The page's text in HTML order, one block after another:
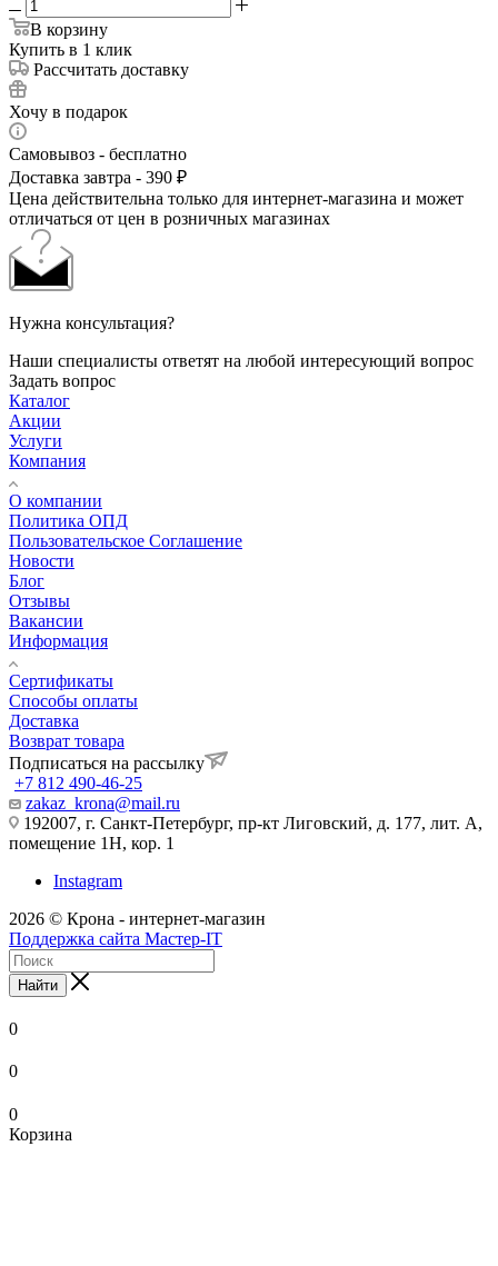
В корзину
Купить в 1 клик
Рассчитать доставку
Хочу в подарок
Самовывоз - бесплатно
Доставка завтра - 390 ₽
Цена действительна только для интернет-магазина и может
отличаться от цен в розничных магазинах
Нужна консультация?
Наши специалисты ответят на любой интересующий вопрос
Задать вопрос
Каталог
Акции
Услуги
Компания
О компании
Политика ОПД
Пользовательское Соглашение
Новости
Блог
Отзывы
Вакансии
Информация
Сертификаты
Способы оплаты
Доставка
Возврат товара
Подписаться на рассылку
+7 812 490-46-25
zakaz_krona@mail.ru
192007, г. Санкт-Петербург, пр-кт Лиговский, д. 177, лит. А,
помещение 1Н, кор. 1
Instagram
2026 © Крона - интернет-магазин
Поддержка сайта Мастер-IT
Найти
0
0
0
Корзина